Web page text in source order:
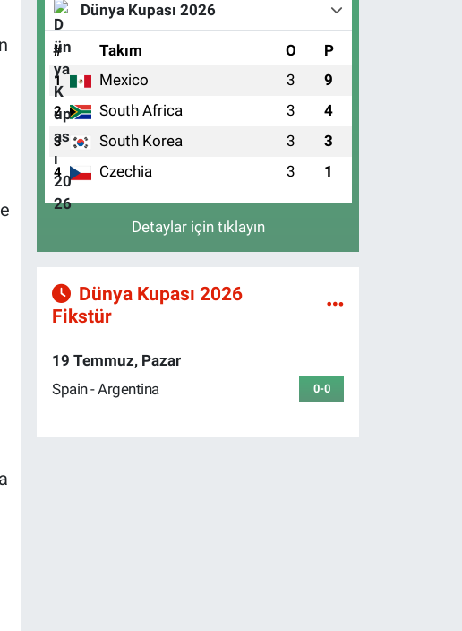
Dünya Kupası 2026
# Takım O P
1 Mexico 3 9
2 South Africa 3 4
3 South Korea 3 3
4 Czechia 3 1
Detaylar için tıklayın
Dünya Kupası 2026
Fikstür
19 Temmuz, Pazar
Spain - Argentina
0-0